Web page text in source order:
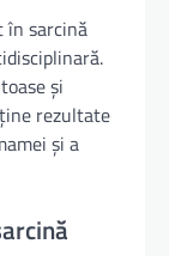
în sarcină
și
rezultate
și a